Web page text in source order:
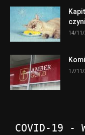
14/
17/
COVID-19 -